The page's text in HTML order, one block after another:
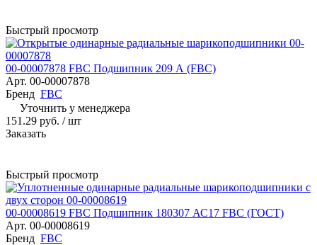
Быстрый просмотр
00-00007878 FBC Подшипник 209 А (FBC)
Арт. 00-00007878
Бренд FBC
Уточнить у менеджера
151.29 руб. / шт
Заказать
Быстрый просмотр
00-00008619 FBC Подшипник 180307 АС17 FBC (ГОСТ)
Арт. 00-00008619
Бренд FBC